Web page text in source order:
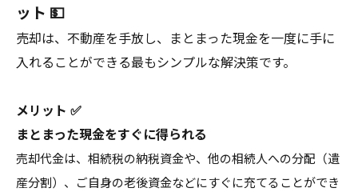
ット 💵
売却は、不動産を手放し、まとまった現金を一度に手に
入れることができる最もシンプルな解決策です。
メリット ✅
まとまった現金をすぐに得られる
売却代金は、相続税の納税資金や、他の相続人への分配（遺
産分割）、ご自身の老後資金などにすぐに充てることができ